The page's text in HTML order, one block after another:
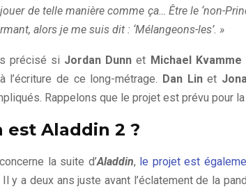
de telle manière comme ça… Être le ‘non-
alors je me suis dit : ‘Mélangeons-les’. »
précisé si Jordan Dunnet Michael Kvamme
l’écriture de ce long-métrage. Dan Linet
Rappelons que le projet est prévu pour
est Aladdin 2 ?
la suite d’Aladdin, le projet est
Il y a deux ans juste avant l’éclatement de la